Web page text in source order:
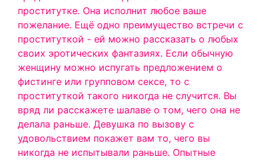
проститутке. Она исполнит любое ваше
пожелание. Ещё одно преимущество встречи с
проституткой - ей можно рассказать о любых
своих эротических фантазиях. Если обычную
женщину можно испугать предложением о
фистинге или групповом сексе, то с
проституткой такого никогда не случится. Вы
вряд ли расскажете шалаве о том, чего она не
делала раньше. Девушка по вызову с
удовольствием покажет вам то, чего вы
никогда не испытывали раньше. Опытные